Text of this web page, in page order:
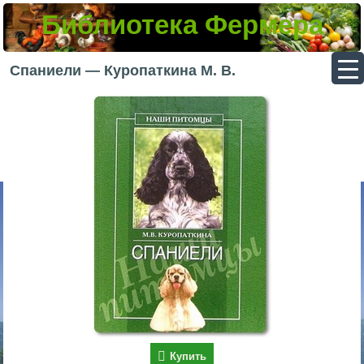
Библиотека Фермера
Спаниели — Куропаткина М. В.
Купить